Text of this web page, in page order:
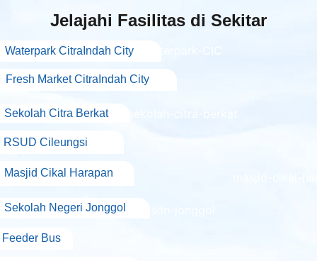
Jelajahi Fasilitas di Sekitar
Waterpark CitraIndah City
Fresh Market CitraIndah City
Sekolah Citra Berkat
RSUD Cileungsi
Masjid Cikal Harapan
Sekolah Negeri Jonggol
Feeder Bus